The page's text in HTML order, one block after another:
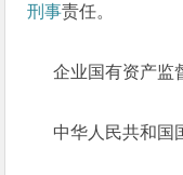
刑事责任。
企业国有资产监
中华人民共和国